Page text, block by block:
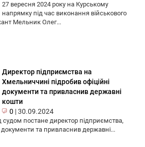
27 вересня 2024 року на Курському
напрямку під час виконання військового
Мельник Олег...
Директор підприємства на
Хмельниччині підробив офіційні
документи та привласнив державні
кошти
0 |30.09.2024
судом постане директор підприємства,
документи та привласнив державні...